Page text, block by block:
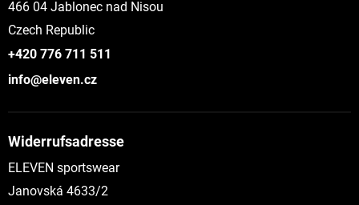
466 04 Jablonec nad Nisou
Czech Republic
+420 776 711 511
info@eleven.cz
Widerrufsadresse
ELEVEN sportswear
Janovská 4633/2